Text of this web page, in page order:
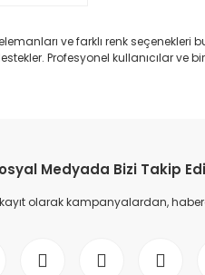
ve farklı renk seçenekleri
Profesyonel kullanıcılar ve
Medyada Bizi Takip
olarak kampanyalardan,